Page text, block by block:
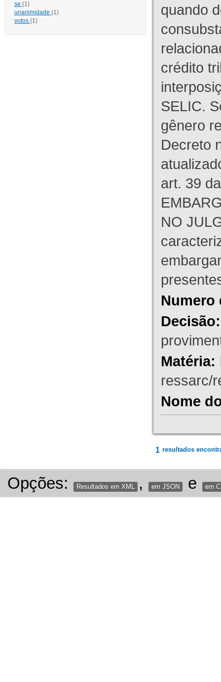
se (1)
unanimidade (1)
votos (1)
quando
crédito
SELIC.
gênero
Decreto
art. 39
NO
Numero
Decisão:
Matéria:
ressarc/
Nome
1 resultados
Opções: Resultados em XML , em JSON e em